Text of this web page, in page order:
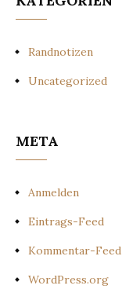
Randnotizen
Uncategorized
META
Anmelden
Eintrags-Feed
Kommentar-Feed
WordPress.org